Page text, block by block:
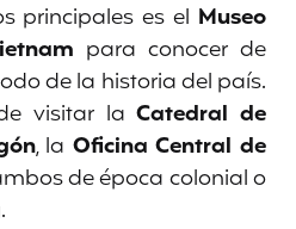
principales es el Museo
para conocer de
de la historia del país.
visitar la Catedral de
, la Oficina Central de
de época colonial o
.